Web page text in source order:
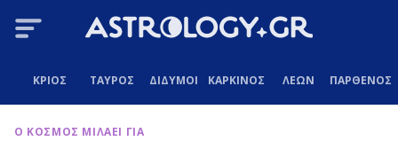
ΚΡΙΟΣ ΤΑΥΡΟΣ ΔΙΔΥΜΟΙ ΚΑΡΚΙΝΟΣ ΛΕΩΝ ΠΑΡΘΕΝΟΣ
Ο ΚΟΣΜΟΣ ΜΙΛΑΕΙ ΓΙΑ